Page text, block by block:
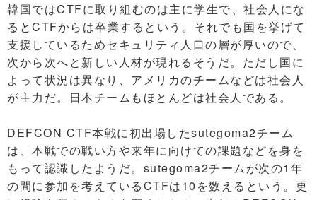
韓国ではCTFに取り組むのは主に学生で、社会人にな
るとCTFからは卒業するという。それでも国を挙げて
支援しているためセキュリティ人口の層が厚いので、
次から次へと新しい人材が現れるそうだ。ただし国に
よって状況は異なり、アメリカのチームなどは社会人
が主力だ。日本チームもほとんどは社会人である。
DEFCON CTF本戦に初出場したsutegoma2チーム
は、本戦での戦い方や来年に向けての課題などを身を
もって認識したようだ。sutegoma2チームが次の1年
の間に参加を考えているCTFは10を数えるという。更